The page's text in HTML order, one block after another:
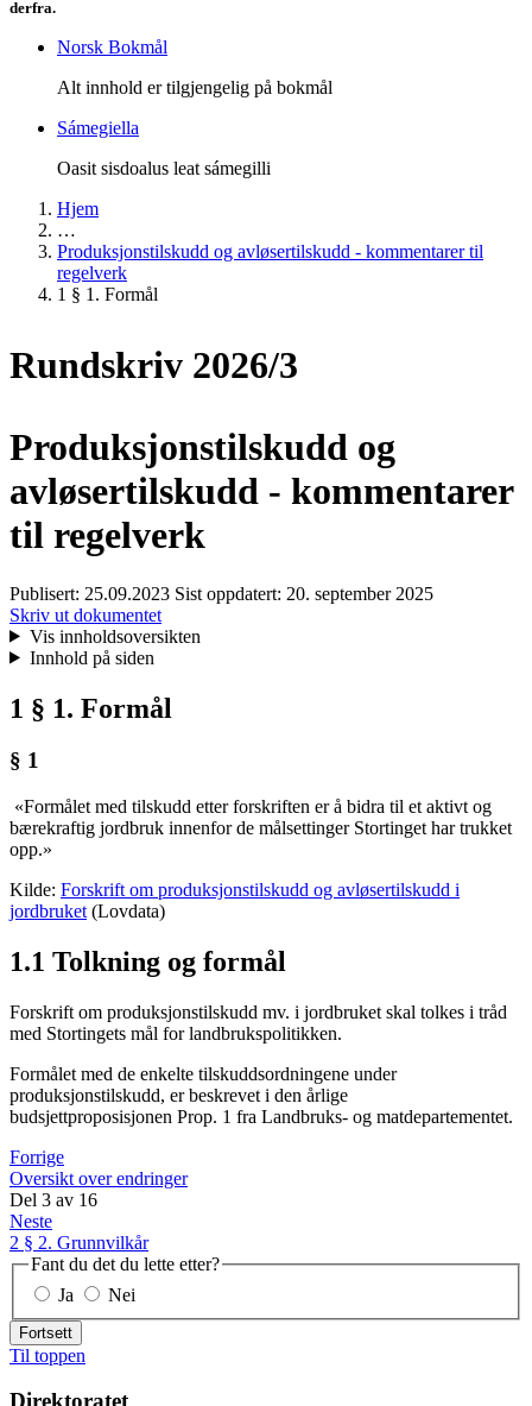
derfra.
Norsk Bokmål
Alt innhold er tilgjengelig på bokmål
Sámegiella
Oasit sisdoalus leat sámegilli
Hjem
…
Produksjonstilskudd og avløsertilskudd - kommentarer til
regelverk
1 § 1. Formål
Rundskriv 2026/3
Produksjonstilskudd og
avløsertilskudd - kommentarer
til regelverk
Publisert: 25.09.2023 Sist oppdatert: 20. september 2025
Skriv ut dokumentet
Vis innholdsoversikten
Innhold på siden
1 § 1. Formål
§ 1
«Formålet med tilskudd etter forskriften er å bidra til et aktivt og
bærekraftig jordbruk innenfor de målsettinger Stortinget har trukket
opp.»
Kilde: Forskrift om produksjonstilskudd og avløsertilskudd i
jordbruket (Lovdata)
1.1 Tolkning og formål
Forskrift om produksjonstilskudd mv. i jordbruket skal tolkes i tråd
med Stortingets mål for landbrukspolitikken.
Formålet med de enkelte tilskuddsordningene under
produksjonstilskudd, er beskrevet i den årlige
budsjettproposisjonen Prop. 1 fra Landbruks- og matdepartementet.
Forrige
Oversikt over endringer
Del 3 av 16
Neste
2 § 2. Grunnvilkår
Fant du det du lette etter?
Ja
Nei
Fortsett
Til toppen
Direktoratet